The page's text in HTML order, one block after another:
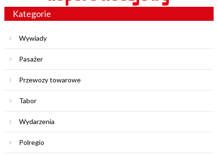
Kategorie
Wywiady
Pasażer
Przewozy towarowe
Tabor
Wydarzenia
Polregio